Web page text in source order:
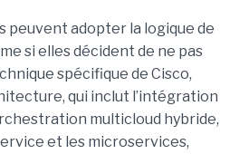
peuvent adopter la logique de
si elles décident de ne pas
spécifique de Cisco,
qui inclut l’intégration
multicloud hybride,
et les microservices,